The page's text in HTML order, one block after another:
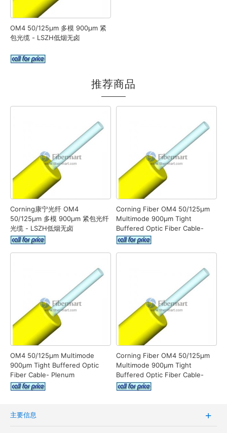
OM4 50/125μm 多模 900μm 紧
包光缆 - LSZH低烟无卤
推荐商品
Corning康宁光纤 OM4
50/125μm 多模 900μm 紧包光纤
光缆 - LSZH低烟无卤
Corning Fiber OM4 50/125μm
Multimode 900μm Tight
Buffered Optic Fiber Cable-
Plenum
OM4 50/125μm Multimode
900μm Tight Buffered Optic
Fiber Cable- Plenum
Corning Fiber OM4 50/125μm
Multimode 900μm Tight
Buffered Optic Fiber Cable-
Riser
主要信息